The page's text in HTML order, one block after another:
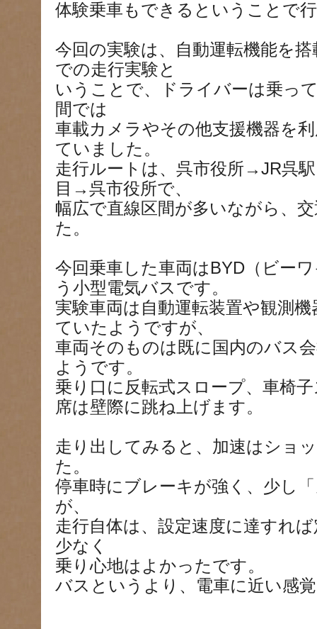
体験乗車もできるということで
今回の実験は、自動運転機能を
での走行実験と
いうことで、ドライバーは乗っ
間では
車載カメラやその他支援機器を
ていました。
走行ルートは、呉市役所→JR呉
目→呉市役所で、
幅広で直線区間が多いながら、
た。
今回乗車した車両はBYD（ビー
う小型電気バスです。
実験車両は自動運転装置や観測
ていたようですが、
車両そのものは既に国内のバス
ようです。
乗り口に反転式スロープ、車椅
席は壁際に跳ね上げます。
走り出してみると、加速はショ
た。
停車時にブレーキが強く、少し
が、
走行自体は、設定速度に達すれ
少なく
乗り心地はよかったです。
バスというより、電車に近い感